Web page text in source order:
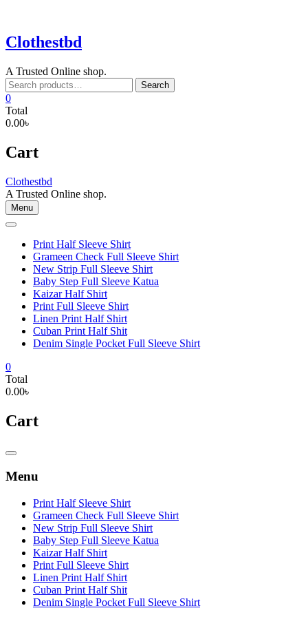
content
Clothestbd
A Trusted Online shop.
Search
for:
Search
0
Total
0.00৳
Cart
Clothestbd
A Trusted Online shop.
Menu
Print Half Sleeve Shirt
Grameen Check Full Sleeve Shirt
New Strip Full Sleeve Shirt
Baby Step Full Sleeve Katua
Kaizar Half Shirt
Print Full Sleeve Shirt
Linen Print Half Shirt
Cuban Print Half Shit
Denim Single Pocket Full Sleeve Shirt
0
Total
0.00৳
Cart
Catalog
Menu
Print Half Sleeve Shirt
Grameen Check Full Sleeve Shirt
New Strip Full Sleeve Shirt
Baby Step Full Sleeve Katua
Kaizar Half Shirt
Print Full Sleeve Shirt
Linen Print Half Shirt
Cuban Print Half Shit
Denim Single Pocket Full Sleeve Shirt